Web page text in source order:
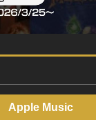
Apple Music